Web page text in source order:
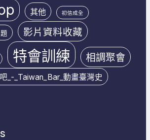
其他 初信成全
影片資料收藏
特會訓練 相調聚會
_-_Taiwan_Bar_動畫臺灣史